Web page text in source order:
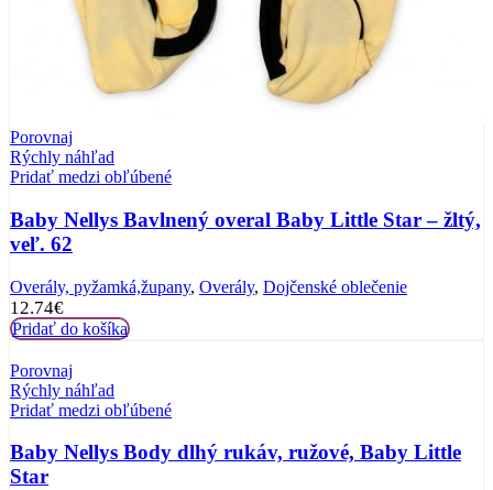
Porovnaj
Rýchly náhľad
Pridať medzi obľúbené
Baby Nellys Bavlnený overal Baby Little Star – žltý,
veľ. 62
Overály, pyžamká,župany, Overály, Dojčenské oblečenie
12.74€
Pridať do košíka
Porovnaj
Rýchly náhľad
Pridať medzi obľúbené
Baby Nellys Body dlhý rukáv, ružové, Baby Little
Star